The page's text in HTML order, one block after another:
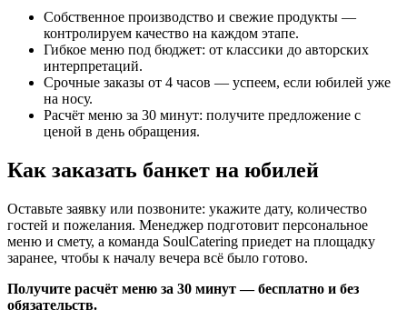
Собственное производство и свежие продукты —
контролируем качество на каждом этапе.
Гибкое меню под бюджет: от классики до авторских
интерпретаций.
Срочные заказы от 4 часов — успеем, если юбилей уже
на носу.
Расчёт меню за 30 минут: получите предложение с
ценой в день обращения.
Как заказать банкет на юбилей
Оставьте заявку или позвоните: укажите дату, количество
гостей и пожелания. Менеджер подготовит персональное
меню и смету, а команда SoulCatering приедет на площадку
заранее, чтобы к началу вечера всё было готово.
Получите расчёт меню за 30 минут — бесплатно и без
обязательств.